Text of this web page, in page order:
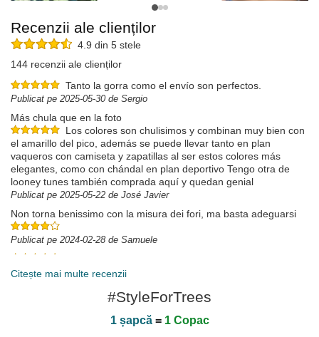
Recenzii ale clienților
4.9 din 5 stele
144 recenzii ale clienților
Tanto la gorra como el envío son perfectos.
Publicat pe 2025-05-30 de Sergio
Más chula que en la foto
Los colores son chulisimos y combinan muy bien con
el amarillo del pico, además se puede llevar tanto en plan
vaqueros con camiseta y zapatillas al ser estos colores más
elegantes, como con chándal en plan deportivo Tengo otra de
looney tunes también comprada aquí y quedan genial
Publicat pe 2025-05-22 de José Javier
Non torna benissimo con la misura dei fori, ma basta adeguarsi
Publicat pe 2024-02-28 de Samuele
Publicat pe 2024-01-09 de Katia
Citește mai multe recenzii
#StyleForTrees
1 șapcă= 1 Copac